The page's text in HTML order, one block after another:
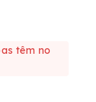
horas
têm no